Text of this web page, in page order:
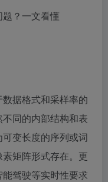
据格式和采样率的
同的内部结构和表
变长度的序列或词
矩阵形式存在。更
驾驶等实时性要求